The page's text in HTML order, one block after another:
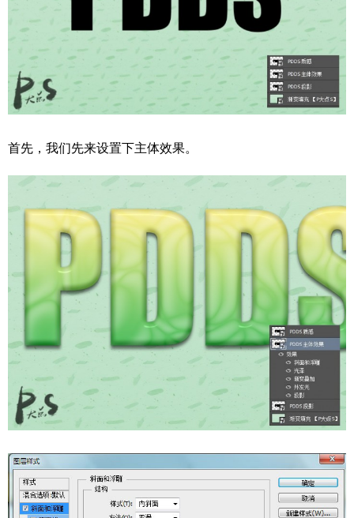
首先，我们先来设置下主体效果。